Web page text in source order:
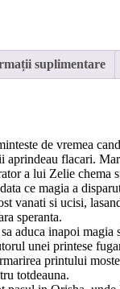
suplimentare
de vremea
aprindeau flacari.
a lui Zelie chema
ce magia a
vanati si ucisi,
speranta.
aduca inapoi magia
unei printese
printului
totdeauna.